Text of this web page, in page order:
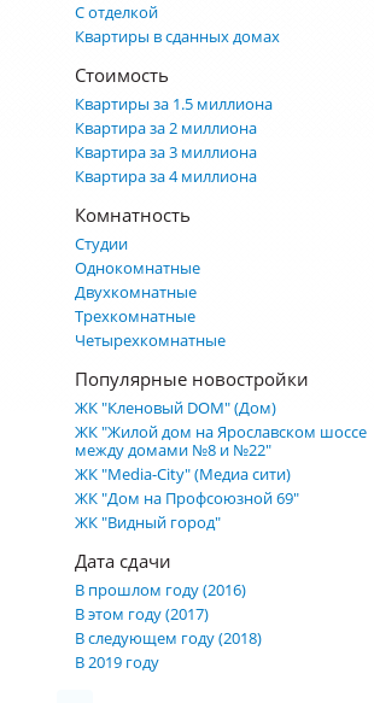
С отделкой
Квартиры в сданных домах
Стоимость
Квартиры за 1.5 миллиона
Квартира за 2 миллиона
Квартира за 3 миллиона
Квартира за 4 миллиона
Комнатность
Студии
Однокомнатные
Двухкомнатные
Трехкомнатные
Четырехкомнатные
Популярные новостройки
ЖК "Кленовый DOM" (Дом)
ЖК "Жилой дом на Ярославском шоссе
между домами №8 и №22"
ЖК "Media-City" (Медиа сити)
ЖК "Дом на Профсоюзной 69"
ЖК "Видный город"
Дата сдачи
В прошлом году (2016)
В этом году (2017)
В следующем году (2018)
В 2019 году